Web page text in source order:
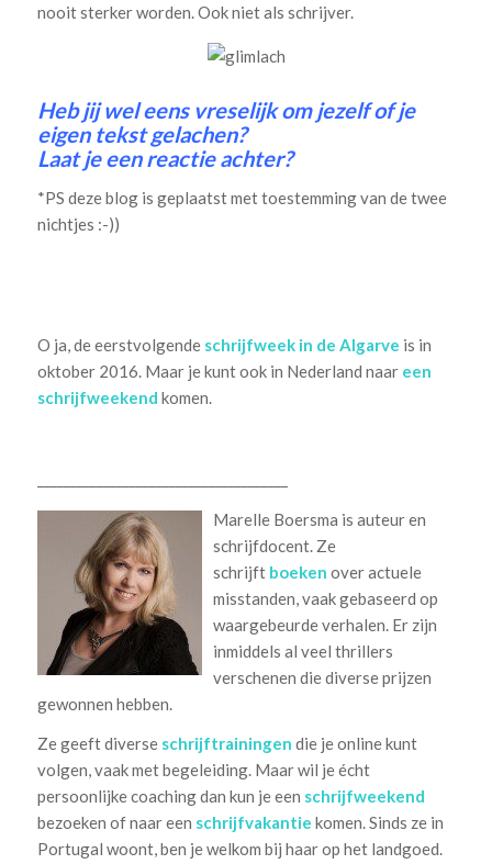
nooit sterker worden. Ook niet als schrijver.
Heb jij wel eens vreselijk om jezelf of je
eigen tekst gelachen?
Laat je een reactie achter?
*PS deze blog is geplaatst met toestemming van de twee
nichtjes :-))
O ja, de eerstvolgende schrijfweek in de Algarve is in
oktober 2016. Maar je kunt ook in Nederland naar een
schrijfweekend komen.
Marelle Boersma is auteur en
schrijfdocent. Ze
schrijft boeken over actuele
misstanden, vaak gebaseerd op
waargebeurde verhalen. Er zijn
inmiddels al veel thrillers
verschenen die diverse prijzen
gewonnen hebben.
Ze geeft diverse schrijftrainingen die je online kunt
volgen, vaak met begeleiding. Maar wil je écht
persoonlijke coaching dan kun je een schrijfweekend
bezoeken of naar een schrijfvakantie komen. Sinds ze in
Portugal woont, ben je welkom bij haar op het landgoed.